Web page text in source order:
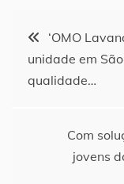
Navegação
de
‘OMO
unidade em
qualidade…
Com
jovens